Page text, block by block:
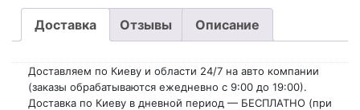
основе
опроса
пользователей
Доставка Отзывы Описание
Доставляем по Киеву и области 24/7 на авто компании
(заказы обрабатываются ежедневно с 9:00 до 19:00).
Доставка по Киеву в дневной период — БЕСПЛАТНО (при